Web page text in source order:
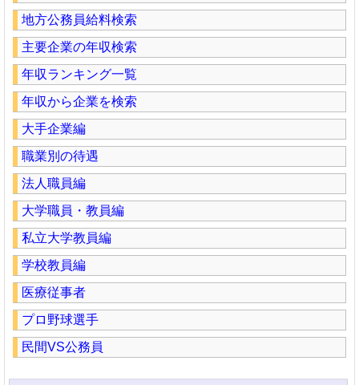
地方公務員給料検索
主要企業の年収検索
年収ランキング一覧
年収から企業を検索
大手企業編
職業別の待遇
法人職員編
大学職員・教員編
私立大学教員編
学校教員編
医療従事者
プロ野球選手
民間VS公務員